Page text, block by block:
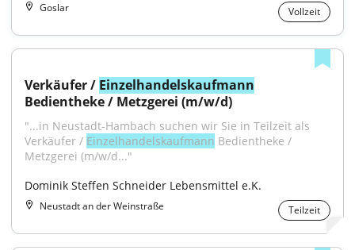
Goslar Vollzeit
Verkäufer / Einzelhandelskaufmann
Bedientheke / Metzgerei (m/w/d)
"...in Neustadt-Hambach suchen wir Sie in Teilzeit als
Verkäufer / Einzelhandelskaufmann Bedientheke /
Metzgerei (m/w/d..."
Dominik Steffen Schneider Lebensmittel e.K.
Neustadt an der Weinstraße Teilzeit